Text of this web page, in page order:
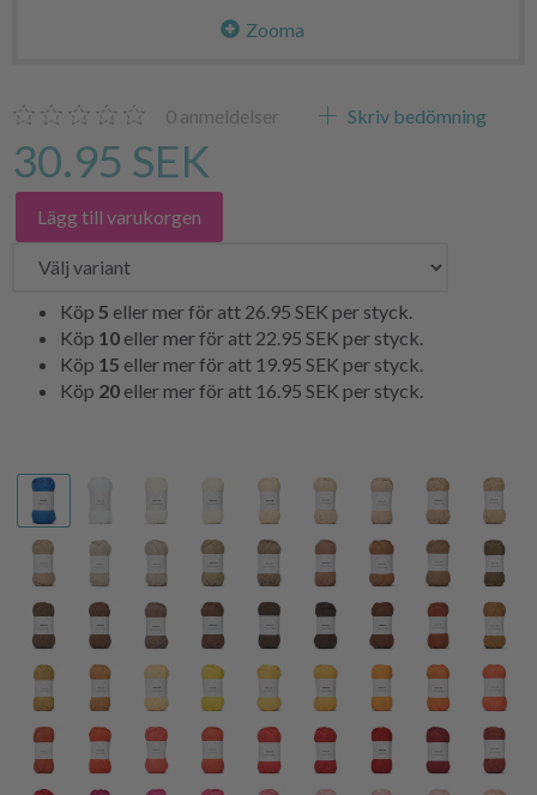
Zooma
0 anmeldelser Skriv bedömning
30.95 SEK
Lägg till varukorgen
Köp 5 eller mer för att 26.95 SEK per styck.
Köp 10 eller mer för att 22.95 SEK per styck.
Köp 15 eller mer för att 19.95 SEK per styck.
Köp 20 eller mer för att 16.95 SEK per styck.